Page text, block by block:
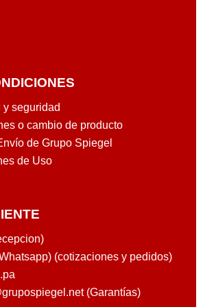
seguridad
o cambio de producto
de Grupo Spiegel
de Uso
(cotizaciones y pedidos)
(Garantías)